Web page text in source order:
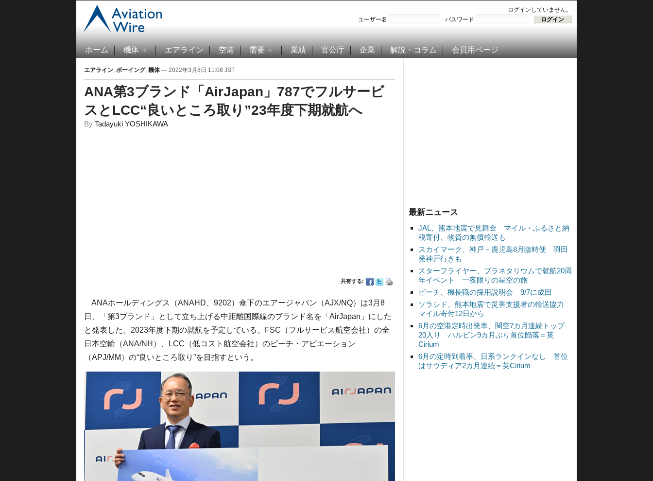
ログインしていません。
ユーザー名
パスワード
ホーム 機体 エアライン 空港 需要 業績 官公庁 企業 解説・コラム 会員用ページ
最新ニュース
JAL、熊本地震で見舞金 マイル・ふるさと納
税寄付、物資の無償輸送も
スカイマーク、神戸－鹿児島8月臨時便 羽田
発神戸行きも
スターフライヤー、プラネタリウムで就航20周
年イベント 一夜限りの星空の旅
ピーチ、機長職の採用説明会 9/7に成田
ソラシド、熊本地震で災害支援者の輸送協力
マイル寄付12日から
6月の空港定時出発率、関空7カ月連続トップ
20入り ハルビン9カ月ぶり首位陥落＝英
Cirium
6月の定時到着率、日系ランクインなし 首位
はサウディア2カ月連続＝英Cirium
エアライン, ボーイング, 機体— 2022年3月8日 11:08 JST
ANA第3ブランド「AirJapan」787でフルサービ
スとLCC“良いところ取り”23年度下期就航へ
By Tadayuki YOSHIKAWA
共有する:
ANAホールディングス（ANAHD、9202）傘下のエアージャパン（AJX/NQ）は3月8
日、「第3ブランド」として立ち上げる中距離国際線のブランド名を「AirJapan」にした
と発表した。2023年度下期の就航を予定している。FSC（フルサービス航空会社）の全
日本空輸（ANA/NH）、LCC（低コスト航空会社）のピーチ・アビエーション
（APJ/MM）の“良いところ取り”を目指すという。